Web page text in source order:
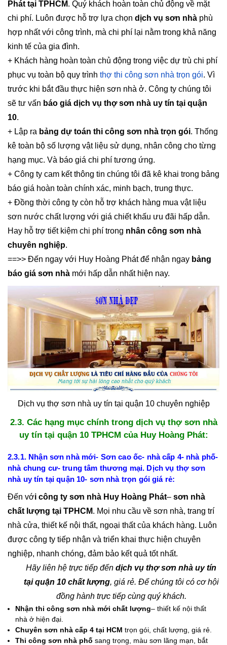
Phát tại TPHCM. Quý khách hoàn toàn chủ động về mặt
chi phí. Luôn được hỗ trợ lựa chọn dịch vụ sơn nhà phù
hợp nhất với công trình, mà chi phí lại nằm trong khả năng
kinh tế của gia đình.
+ Khách hàng hoàn toàn chủ động trong việc dự trù chi phí
phục vụ toàn bộ quy trình thợ thi công sơn nhà trọn gói. Vì
trước khi bắt đầu thực hiện sơn nhà ở. Công ty chúng tôi
sẽ tư vấn báo giá dịch vụ thợ sơn nhà uy tín tại quận
10.
+ Lập ra bảng dự toán thi công sơn nhà trọn gói. Thống
kê toàn bộ số lượng vật liệu sử dụng, nhân công cho từng
hạng mục. Và báo giá chi phí tương ứng.
+ Công ty cam kết thông tin chúng tôi đã kê khai trong bảng
báo giá hoàn toàn chính xác, minh bạch, trung thực.
+ Đồng thời công ty còn hỗ trợ khách hàng mua vật liệu
sơn nước chất lượng với giá chiết khấu ưu đãi hấp dẫn.
Hay hỗ trợ tiết kiệm chi phí trong nhân công sơn nhà
chuyên nghiệp.
==>> Đến ngay với Huy Hoàng Phát để nhận ngay bảng
báo giá sơn nhà mới hấp dẫn nhất hiện nay.
Dịch vụ thợ sơn nhà uy tín tại quận 10 chuyên nghiệp
2.3. Các hạng mục chính trong dịch vụ thợ sơn nhà
uy tín tại quận 10 TPHCM của Huy Hoàng Phát:
2.3.1. Nhận sơn nhà mới- Sơn cao ốc- nhà cấp 4- nhà phố-
nhà chung cư- trung tâm thương mại. Dịch vụ thợ sơn
nhà uy tín tại quận 10- sơn nhà trọn gói giá rẻ:
Đến với công ty sơn nhà Huy Hoàng Phát– sơn nhà
chất lượng tại TPHCM. Mọi nhu cầu về sơn nhà, trang trí
nhà cửa, thiết kế nội thất, ngoại thất của khách hàng. Luôn
được công ty tiếp nhận và triển khai thực hiện chuyên
nghiệp, nhanh chóng, đảm bảo kết quả tốt nhất.
Hãy liên hệ trực tiếp đến dịch vụ thợ sơn nhà uy tín
tại quận 10 chất lượng, giá rẻ. Để chúng tôi có cơ hội
đồng hành trực tiếp cùng quý khách.
Nhận thi công sơn nhà mới chất lượng– thiết kế nội thất
nhà ở hiện đại.
Chuyên sơn nhà cấp 4 tại HCM trọn gói, chất lượng, giá rẻ.
Thi công sơn nhà phố sang trọng, màu sơn lãng mạn, bắt